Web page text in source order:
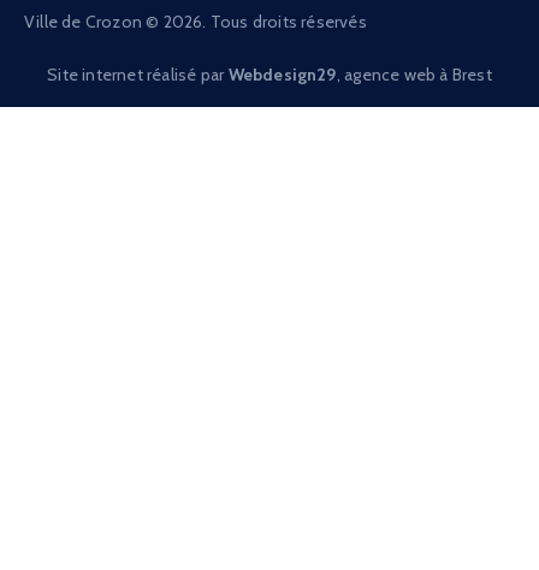
Ville de Crozon © 2026. Tous droits réservés
Site internet réalisé par Webdesign29 , agence web à Brest